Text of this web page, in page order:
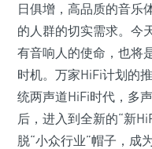
日俱增，高品质的音乐
的人群的切实需求。今
有音响人的使命，也将
时机。万家HiFi计划的
统两声道HiFi时代，多
后，进入到全新的“新
脱“小众行业”帽子，成